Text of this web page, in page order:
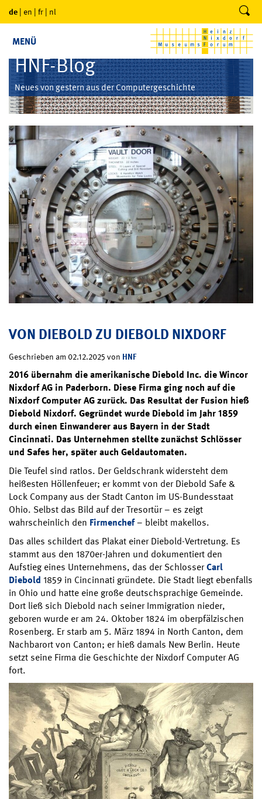
de | en | fr | nl
MENÜ
HNF-Blog
Neues von gestern aus der Computergeschichte
VON DIEBOLD ZU DIEBOLD NIXDORF
Geschrieben am 02.12.2025 von HNF
2016 übernahm die amerikanische Diebold Inc. die Wincor
Nixdorf AG in Paderborn. Diese Firma ging noch auf die
Nixdorf Computer AG zurück. Das Resultat der Fusion hieß
Diebold Nixdorf. Gegründet wurde Diebold im Jahr 1859
durch einen Einwanderer aus Bayern in der Stadt
Cincinnati. Das Unternehmen stellte zunächst Schlösser
und Safes her, später auch Geldautomaten.
Die Teufel sind ratlos. Der Geldschrank widersteht dem
heißesten Höllenfeuer; er kommt von der Diebold Safe &
Lock Company aus der Stadt Canton im US-Bundesstaat
Ohio. Selbst das Bild auf der Tresortür – es zeigt
wahrscheinlich den Firmenchef– bleibt makellos.
Das alles schildert das Plakat einer Diebold-Vertretung. Es
stammt aus den 1870er-Jahren und dokumentiert den
Aufstieg eines Unternehmens, das der SchlosserCarl
Diebold 1859 in Cincinnati gründete. Die Stadt liegt ebenfalls
in Ohio und hatte eine große deutschsprachige Gemeinde.
Dort ließ sich Diebold nach seiner Immigration nieder,
geboren wurde er am 24. Oktober 1824 im oberpfälzischen
Rosenberg. Er starb am 5. März 1894 in North Canton, dem
Nachbarort von Canton; er hieß damals New Berlin. Heute
setzt seine Firma die Geschichte der Nixdorf Computer AG
fort.